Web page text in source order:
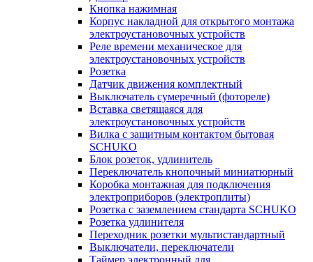
Кнопка нажимная
Корпус накладной для открытого монтажа
электроустановочных устройств
Реле времени механическое для
электроустановочных устройств
Розетка
Датчик движения комплектный
Выключатель сумеречный (фотореле)
Вставка светящаяся для
электроустановочных устройств
Вилка с защитным контактом бытовая
SCHUKO
Блок розеток, удлинитель
Переключатель кнопочный миниатюрный
Коробка монтажная для подключения
электроприборов (электроплиты)
Розетка с заземлением стандарта SCHUKO
Розетка удлинителя
Переходник розетки мультистандартный
Выключатели, переключатели
Таймер электронный для